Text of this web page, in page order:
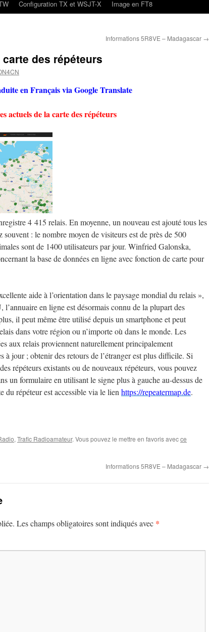
Configuration TX et WSJT-X Image en FT8
Informations 5R8VE – Madagascar →
des répéteurs
en Français via Google Translate
actuels de la carte des répéteurs
4 415 relais. En moyenne, un nouveau est ajouté tous les
: le nombre moyen de visiteurs est de près de 500
sont de 1400 utilisateurs par jour. Winfried Galonska,
la base de données en ligne avec fonction de carte pour
aide à l’orientation dans le paysage mondial du relais »,
en ligne est désormais connu de la plupart des
il peut même être utilisé depuis un smartphone et peut
dans votre région ou n’importe où dans le monde. Les
aux relais proviennent naturellement principalement
à jour ; obtenir des retours de l’étranger est plus difficile. Si
répéteurs existants ou de nouveaux répéteurs, vous pouvez
un formulaire en utilisant le signe plus à gauche au-dessus de
répéteur est accessible via le lien https://repeatermap.de.
, Trafic Radioamateur. Vous pouvez le mettre en favoris avecce
Informations 5R8VE – Madagascar →
Les champs obligatoires sont indiqués avec *